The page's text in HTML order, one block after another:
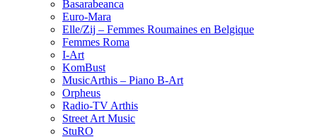
Basarabeanca
Euro-Mara
Elle/Zij – Femmes Roumaines en Belgique
Femmes Roma
I-Art
KomBust
MusicArthis – Piano B-Art
Orpheus
Radio-TV Arthis
Street Art Music
StuRO